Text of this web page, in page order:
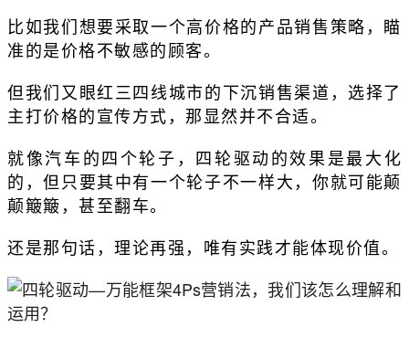
比如我们想要采取一个高价格的产品销售策略，瞄
准的是价格不敏感的顾客。
但我们又眼红三四线城市的下沉销售渠道，选择了
主打价格的宣传方式，那显然并不合适。
就像汽车的四个轮子，四轮驱动的效果是最大化
的，但只要其中有一个轮子不一样大，你就可能颠
颠簸簸，甚至翻车。
还是那句话，理论再强，唯有实践才能体现价值。